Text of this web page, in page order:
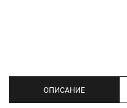
ОПИСАНИЕ